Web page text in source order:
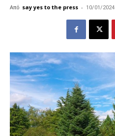
Από say yes to the press - 10/01/2024